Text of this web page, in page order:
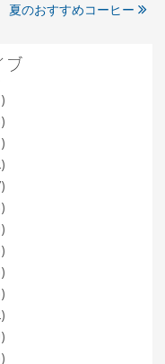
夏のおすすめコーヒー
ブ